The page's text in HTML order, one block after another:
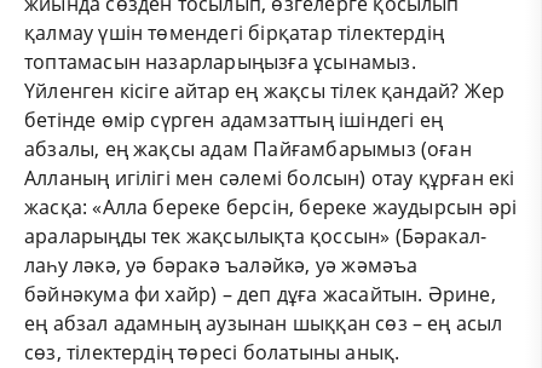
қалмау үшін төмендегі бірқатар тілектердің
топтамасын назарларыңызға ұсынамыз.
Үйленген кісіге айтар ең жақсы тілек қандай? Жер
бетінде өмір сүрген адамзаттың ішіндегі ең
абзалы, ең жақсы адам Пайғамбарымыз (оған
Алланың игілігі мен сәлемі болсын) отау құрған екі
жасқа: «Алла береке берсін, береке жаудырсын әрі
араларыңды тек жақсылықта қоссын» (Бәракал-
лаһу ләкә, уә бәракә ъаләйкә, уә жәмәъа
бәйнәкума фи хайр) – деп дұға жасайтын. Әрине,
ең абзал адамның аузынан шыққан сөз – ең асыл
сөз, тілектердің төресі болатыны анық.